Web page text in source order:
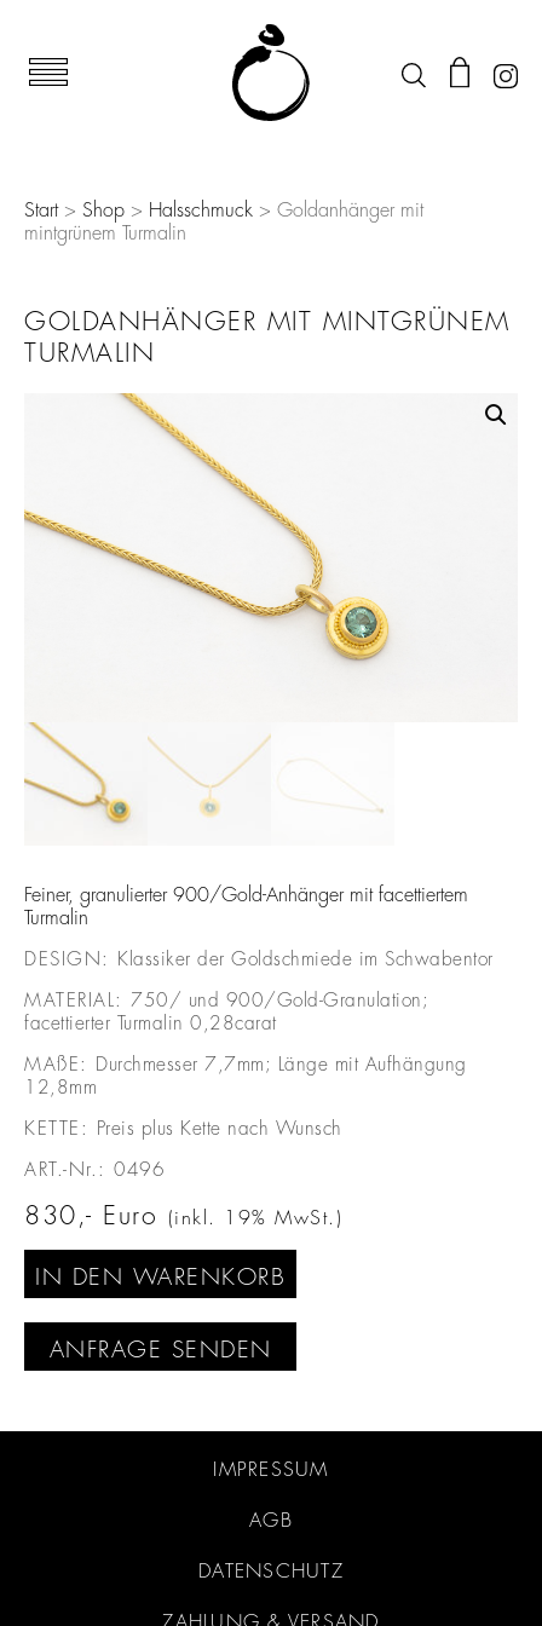
Start> Shop > Halsschmuck > Goldanhänger mit
mintgrünem Turmalin
GOLDANHÄNGER MIT MINTGRÜNEM
TURMALIN
Feiner, granulierter 900/Gold-Anhänger mit facettiertem
Turmalin
DESIGN: Klassiker der Goldschmiede im Schwabentor
MATERIAL: 750/ und 900/Gold-Granulation;
facettierter Turmalin 0,28carat
MAßE:
Durchmesser 7,7mm; Länge mit Aufhängung
12,8mm
KETTE: Preis plus Kette nach Wunsch
ART.-Nr.: 0496
830 Euro (inkl. 19% MwSt.)
IN DEN WARENKORB
ANFRAGE SENDEN
IMPRESSUM
AGB
DATENSCHUTZ